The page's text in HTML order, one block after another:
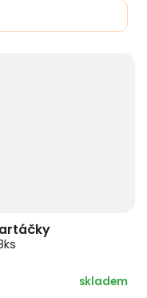
skladem